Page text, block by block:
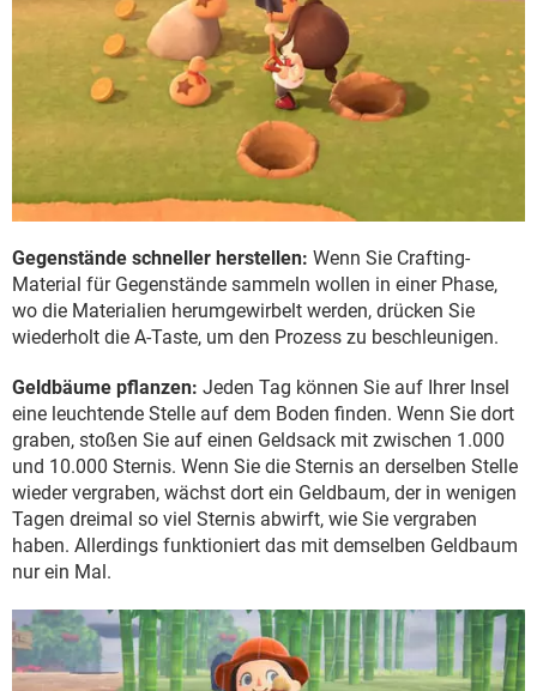
Gegenstände schneller herstellen: Wenn Sie Crafting-
Material für Gegenstände sammeln wollen in einer Phase,
wo die Materialien herumgewirbelt werden, drücken Sie
wiederholt die A-Taste, um den Prozess zu beschleunigen.
Geldbäume pflanzen: Jeden Tag können Sie auf Ihrer Insel
eine leuchtende Stelle auf dem Boden finden. Wenn Sie dort
graben, stoßen Sie auf einen Geldsack mit zwischen 1.000
und 10.000 Sternis. Wenn Sie die Sternis an derselben Stelle
wieder vergraben, wächst dort ein Geldbaum, der in wenigen
Tagen dreimal so viel Sternis abwirft, wie Sie vergraben
haben. Allerdings funktioniert das mit demselben Geldbaum
nur ein Mal.